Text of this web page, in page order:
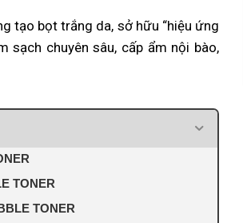
tạo bọt trắng da, sở hữu “hiệu ứng
sạch chuyên sâu, cấp ẩm nội bào,
TONER
TONER